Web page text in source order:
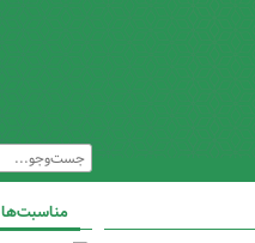
مناسبت‌ها